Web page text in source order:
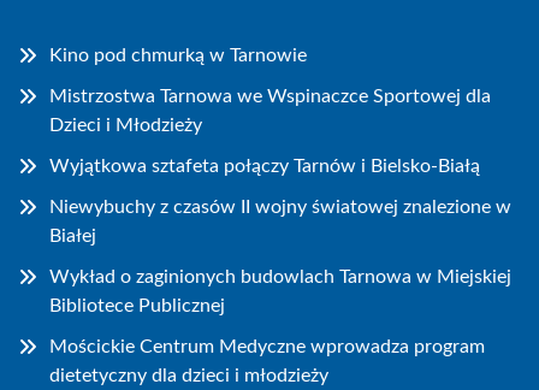
Kino pod chmurką w Tarnowie
Mistrzostwa Tarnowa we Wspinaczce Sportowej dla
Dzieci i Młodzieży
Wyjątkowa sztafeta połączy Tarnów i Bielsko-Białą
Niewybuchy z czasów II wojny światowej znalezione w
Białej
Wykład o zaginionych budowlach Tarnowa w Miejskiej
Bibliotece Publicznej
Mościckie Centrum Medyczne wprowadza program
dietetyczny dla dzieci i młodzieży